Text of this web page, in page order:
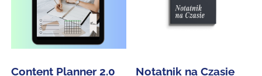
Content Planner 2.0 Notatnik na Czasie